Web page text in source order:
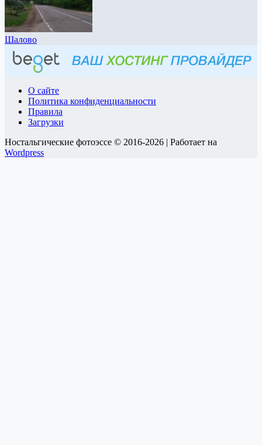
Шалово
О сайте
Политика конфиденциальности
Правила
Загрузки
Ностальгические фотоэссе © 2016-2026 | Работает на
Wordpress